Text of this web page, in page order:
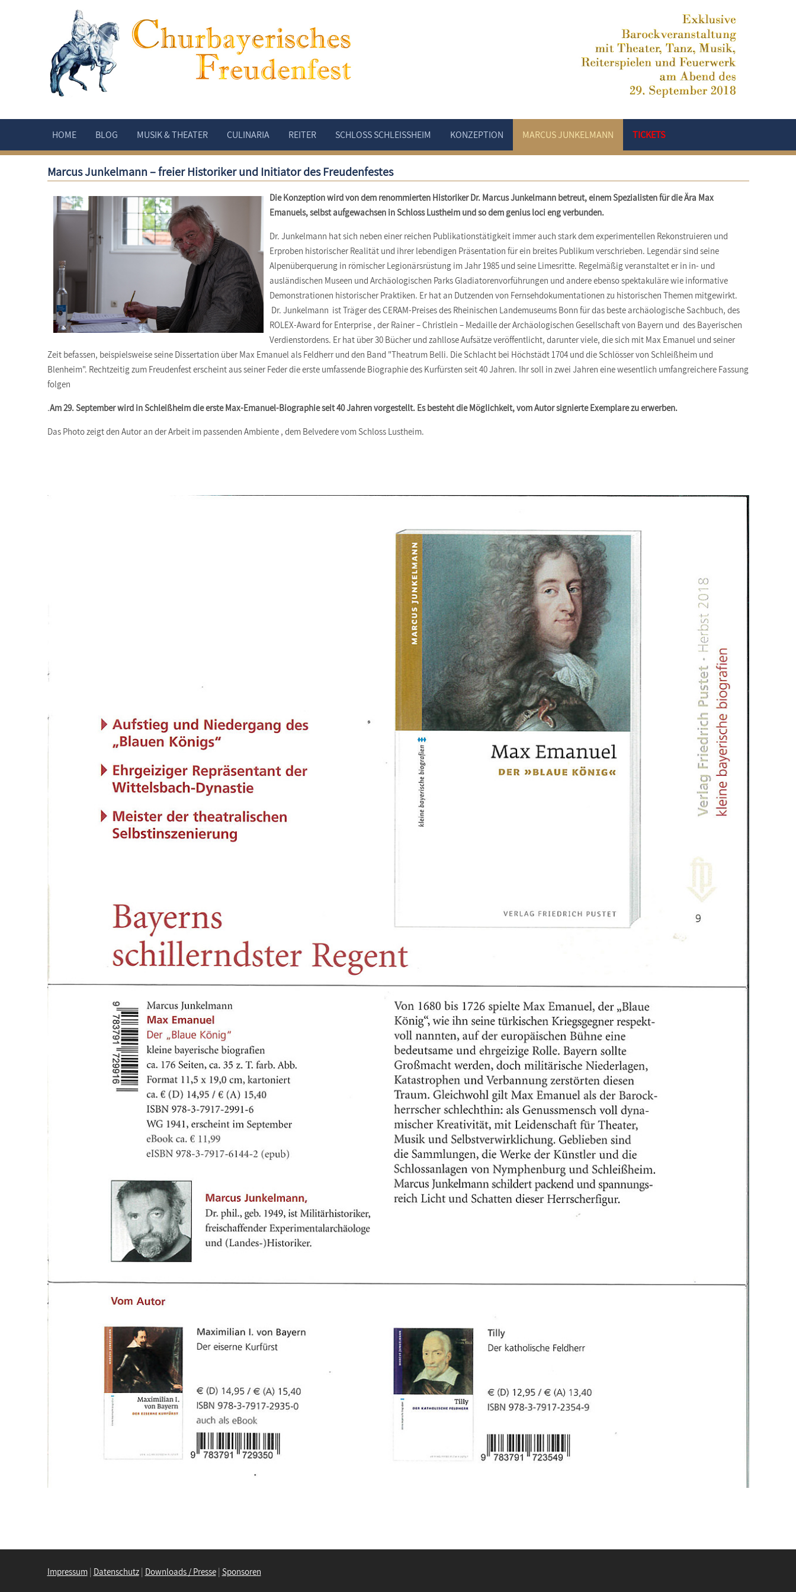
HOME BLOG MUSIK & THEATER CULINARIA REITER SCHLOSS SCHLEISSHEIM KONZEPTION MARCUS JUNKELMANN TICKETS
Marcus Junkelmann – freier Historiker und Initiator des Freudenfestes
Die Konzeption wird von dem renommierten Historiker Dr. Marcus Junkelmann betreut, einem Spezialisten für die Ära Max
Emanuels, selbst aufgewachsen in Schloss Lustheim und so dem genius loci eng verbunden.
Dr. Junkelmann hat sich neben einer reichen Publikationstätigkeit immer auch stark dem experimentellen Rekonstruieren und
Erproben historischer Realität und ihrer lebendigen Präsentation für ein breites Publikum verschrieben. Legendär sind seine
Alpenüberquerung in römischer Legionärsrüstung im Jahr 1985 und seine Limesritte. Regelmäßig veranstaltet er in in- und
ausländischen Museen und Archäologischen Parks Gladiatorenvorführungen und andere ebenso spektakuläre wie informative
Demonstrationen historischer Praktiken. Er hat an Dutzenden von Fernsehdokumentationen zu historischen Themen mitgewirkt.
Dr. Junkelmann ist Träger des CERAM-Preises des Rheinischen Landemuseums Bonn für das beste archäologische Sachbuch, des
ROLEX-Award for Enterprise , der Rainer – Christlein – Medaille der Archäologischen Gesellschaft von Bayern und des Bayerischen
Verdienstordens. Er hat über 30 Bücher und zahllose Aufsätze veröffentlicht, darunter viele, die sich mit Max Emanuel und seiner
Zeit befassen, beispielsweise seine Dissertation über Max Emanuel als Feldherr und den Band "Theatrum Belli. Die Schlacht bei Höchstädt 1704 und die Schlösser von Schleißheim und
Blenheim". Rechtzeitig zum Freudenfest erscheint aus seiner Feder die erste umfassende Biographie des Kurfürsten seit 40 Jahren. Ihr soll in zwei Jahren eine wesentlich umfangreichere Fassung
folgen
.Am 29. September wird in Schleißheim die erste Max-Emanuel-Biographie seit 40 Jahren vorgestellt. Es besteht die Möglichkeit, vom Autor signierte Exemplare zu erwerben.
Das Photo zeigt den Autor an der Arbeit im passenden Ambiente , dem Belvedere vom Schloss Lustheim.
Impressum| Datenschutz| Downloads / Presse| Sponsoren